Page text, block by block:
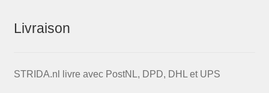
Livraison
STRIDA.nl livre avec PostNL, DPD, DHL et UPS